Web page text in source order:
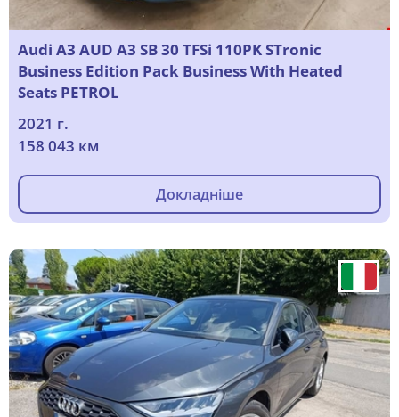
Audi A3 AUD A3 SB 30 TFSi 110PK STronic
Business Edition Pack Business With Heated
Seats PETROL
2021 г.
158 043 км
Докладніше